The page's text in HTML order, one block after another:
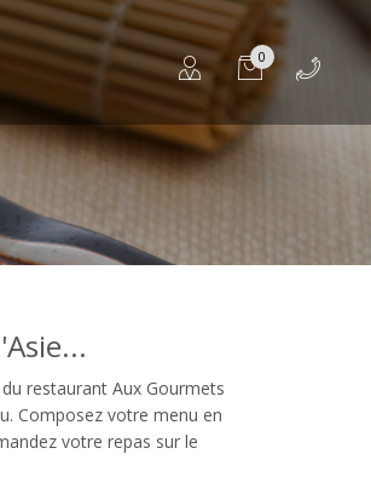
0
restaurant Aux Gourmets
Composez votre menu en
votre repas sur le